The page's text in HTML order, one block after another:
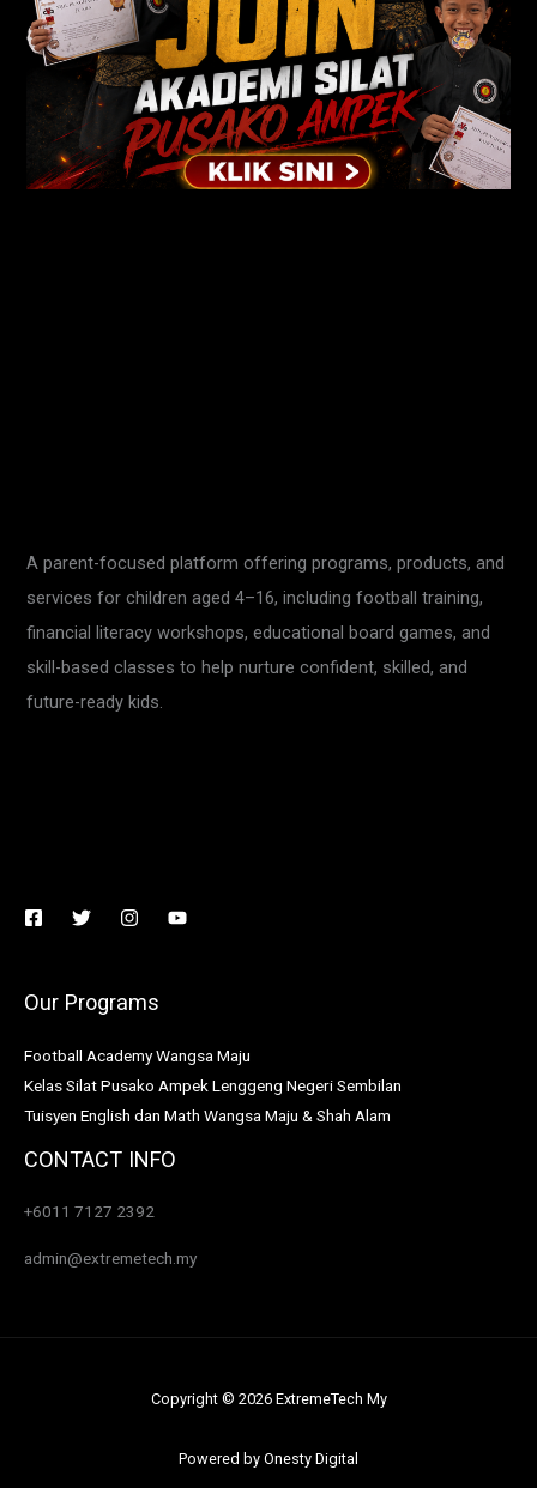
A parent-focused platform offering programs, products, and
services for children aged 4–16, including football training,
financial literacy workshops, educational board games, and
skill-based classes to help nurture confident, skilled, and
future-ready kids.
Our Programs
Football Academy Wangsa Maju
Kelas Silat Pusako Ampek Lenggeng Negeri Sembilan
Tuisyen English dan Math Wangsa Maju & Shah Alam
CONTACT INFO
+6011 7127 2392
admin@extremetech.my
Copyright © 2026 ExtremeTech My
Powered by Onesty Digital